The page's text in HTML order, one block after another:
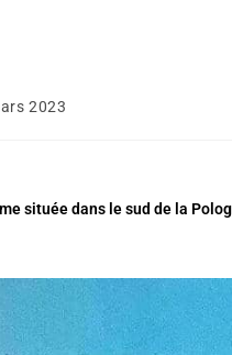
2023
située dans le sud de la